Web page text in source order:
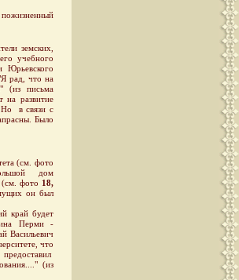
пожизненный
земских,
учебного
Юрьевского
рад, что на
(из письма
на развитие
Но в связи с
Было
(см. фото
дом
фото 18,
он был
край будет
Перми -
Васильевич
что
(из